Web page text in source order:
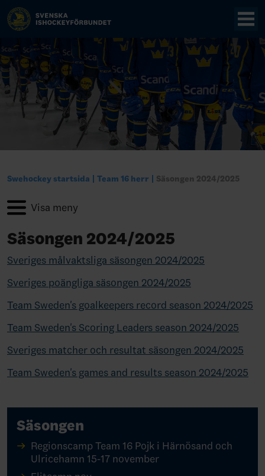
Swehockey startsida Team 16 herr Säsongen 2024/2025
Säsongen 2024/2025
Sveriges målvaktsliga säsongen 2024/2025
Sveriges poängliga säsongen 2024/2025
Team Sweden's goalkeepers record season 2024/2025
Team Sweden's Scoring Leaders season 2024/2025
Sveriges matcher och resultat säsongen 2024/2025
Team Sweden's games and results season 2024/2025
Säsongen
Regionscamp Team 16 Pojk i Härnösand och
Ulricehamn 15-17 november